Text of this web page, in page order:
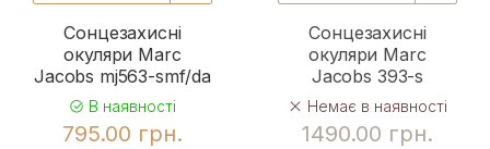
Сонцезахисні
окуляри Marc
Jacobs mj563-smf/da
В наявності
795.00 грн.
Сонцезахисні
окуляри Marc
Jacobs 393-s
Немає в наявності
1490.00 грн.